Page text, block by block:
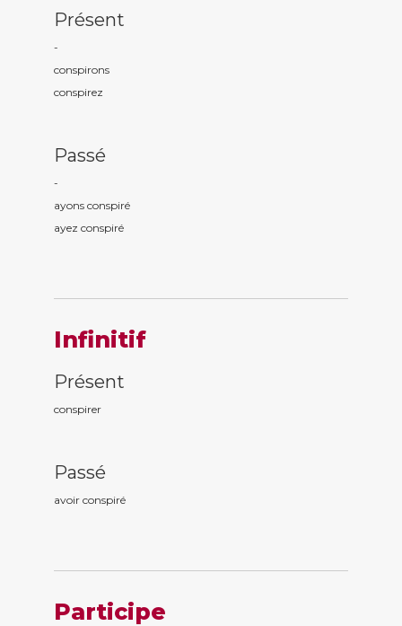
Présent
-
conspirons
conspirez
Passé
-
ayons conspiré
ayez conspiré
Infinitif
Présent
conspirer
Passé
avoir conspiré
Participe